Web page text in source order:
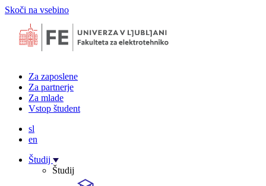
Skoči na vsebino
Za zaposlene
Za partnerje
Za mlade
Vstop študent
sl
en
Študij
Študij